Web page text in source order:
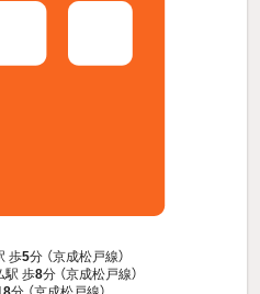
歩5分 （京成松戸線）
駅 歩8分 （京成松戸線）